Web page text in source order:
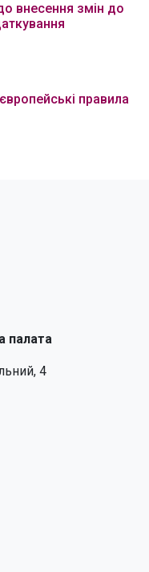
внесення змін до
правила
палата
4